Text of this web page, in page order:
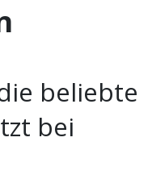
beliebte
bei